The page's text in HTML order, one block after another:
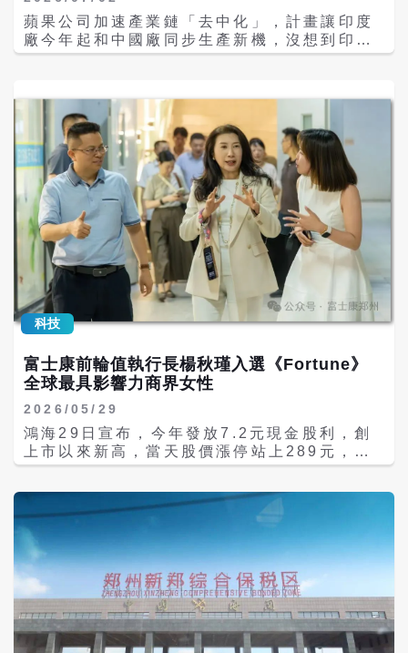
蘋果公司加速產業鏈「去中化」，計畫讓印度
廠今年起和中國廠同步生產新機，沒想到印度
代工廠塔塔電子（Tata Electronics）卻爆發
零件供應商名單等20萬份機密檔案被駭客竊取
並在暗網上出售。 據路透、美國部落格
Mashable披露，塔塔電子遭到一個名為
World Leaks的勒索軟體組織侵入內部系統，
有超過20萬份機密檔案被轉移到暗網上出售；
外洩檔案包括大量帶有蘋果Confidential（機
密）浮水印的工程檔案，其中，至少有6件檔
案是預定9月發佈的iPhone 18 Pro機型中的
許多元件與其供應商，詳細勾勒出主電路板上
的晶片布局、電池電芯規格以及全新的攝像頭
模組設計。 同時，外洩檔案揭露蘋果在從哪些
供應商處採購哪些零部件，不僅曝露蘋果的議
價能力，也曝露特定供應鏈的脆弱性；檔案中
的技術交流文件，以及iPhone 18 Pro在實驗
室內進行跌落測試的實機照片。 據業界分析，
長期以來，蘋果通過「分段式生產」等策略來
防止新品提前曝光，單一供應商往往只能接觸
到局部零件；但隨著塔塔電子在蘋果供應鏈中
地位的躍升，其系統內積攢的全域資料便成為
的機密案，蘋果下一代旗艦手機iPhone 18
Pro的諸多細節都被提前公開：首先，iPhone
18 Pro和Pro Max將維持6.3英寸和6.9英寸
的螢幕尺寸，互動式UI「靈動島」（Dynamic
Island）的寬度將較iPhone 17 Pro縮窄約
35%，呈現出更接近針孔屏的視覺效果。 其
次，洩露的測試照片顯示，iPhone 18 Pro的
背面放棄了過去的拼接視覺，轉而採用一種更
具整體感的設計，後置三攝模組的凸出程度會
科技
富士康前輪值執行長楊秋瑾入選《Fortune》
全球最具影響力商界女性
2026/05/29
鴻海29日宣布，今年發放7.2元現金股利，創
上市以來新高，當天股價漲停站上289元，創
19年新高，市值也衝上4兆元；與此同時，
最具影響力商界女性」（Most Powerful
Women in Business）榜單，鴻海旗下富士
康科技集團前輪值執行長、富士康鄭州園區營
運長暨AI軟體事業群負責人楊秋瑾首次入選，
名列全球第19名，也是台灣唯一入選的女性。
2026年「全球最具影響力商界女性」榜單涵蓋
來自20個國家與地區、服務於94家企業的女性
領袖，其中包括50位任職於財星全球500大企